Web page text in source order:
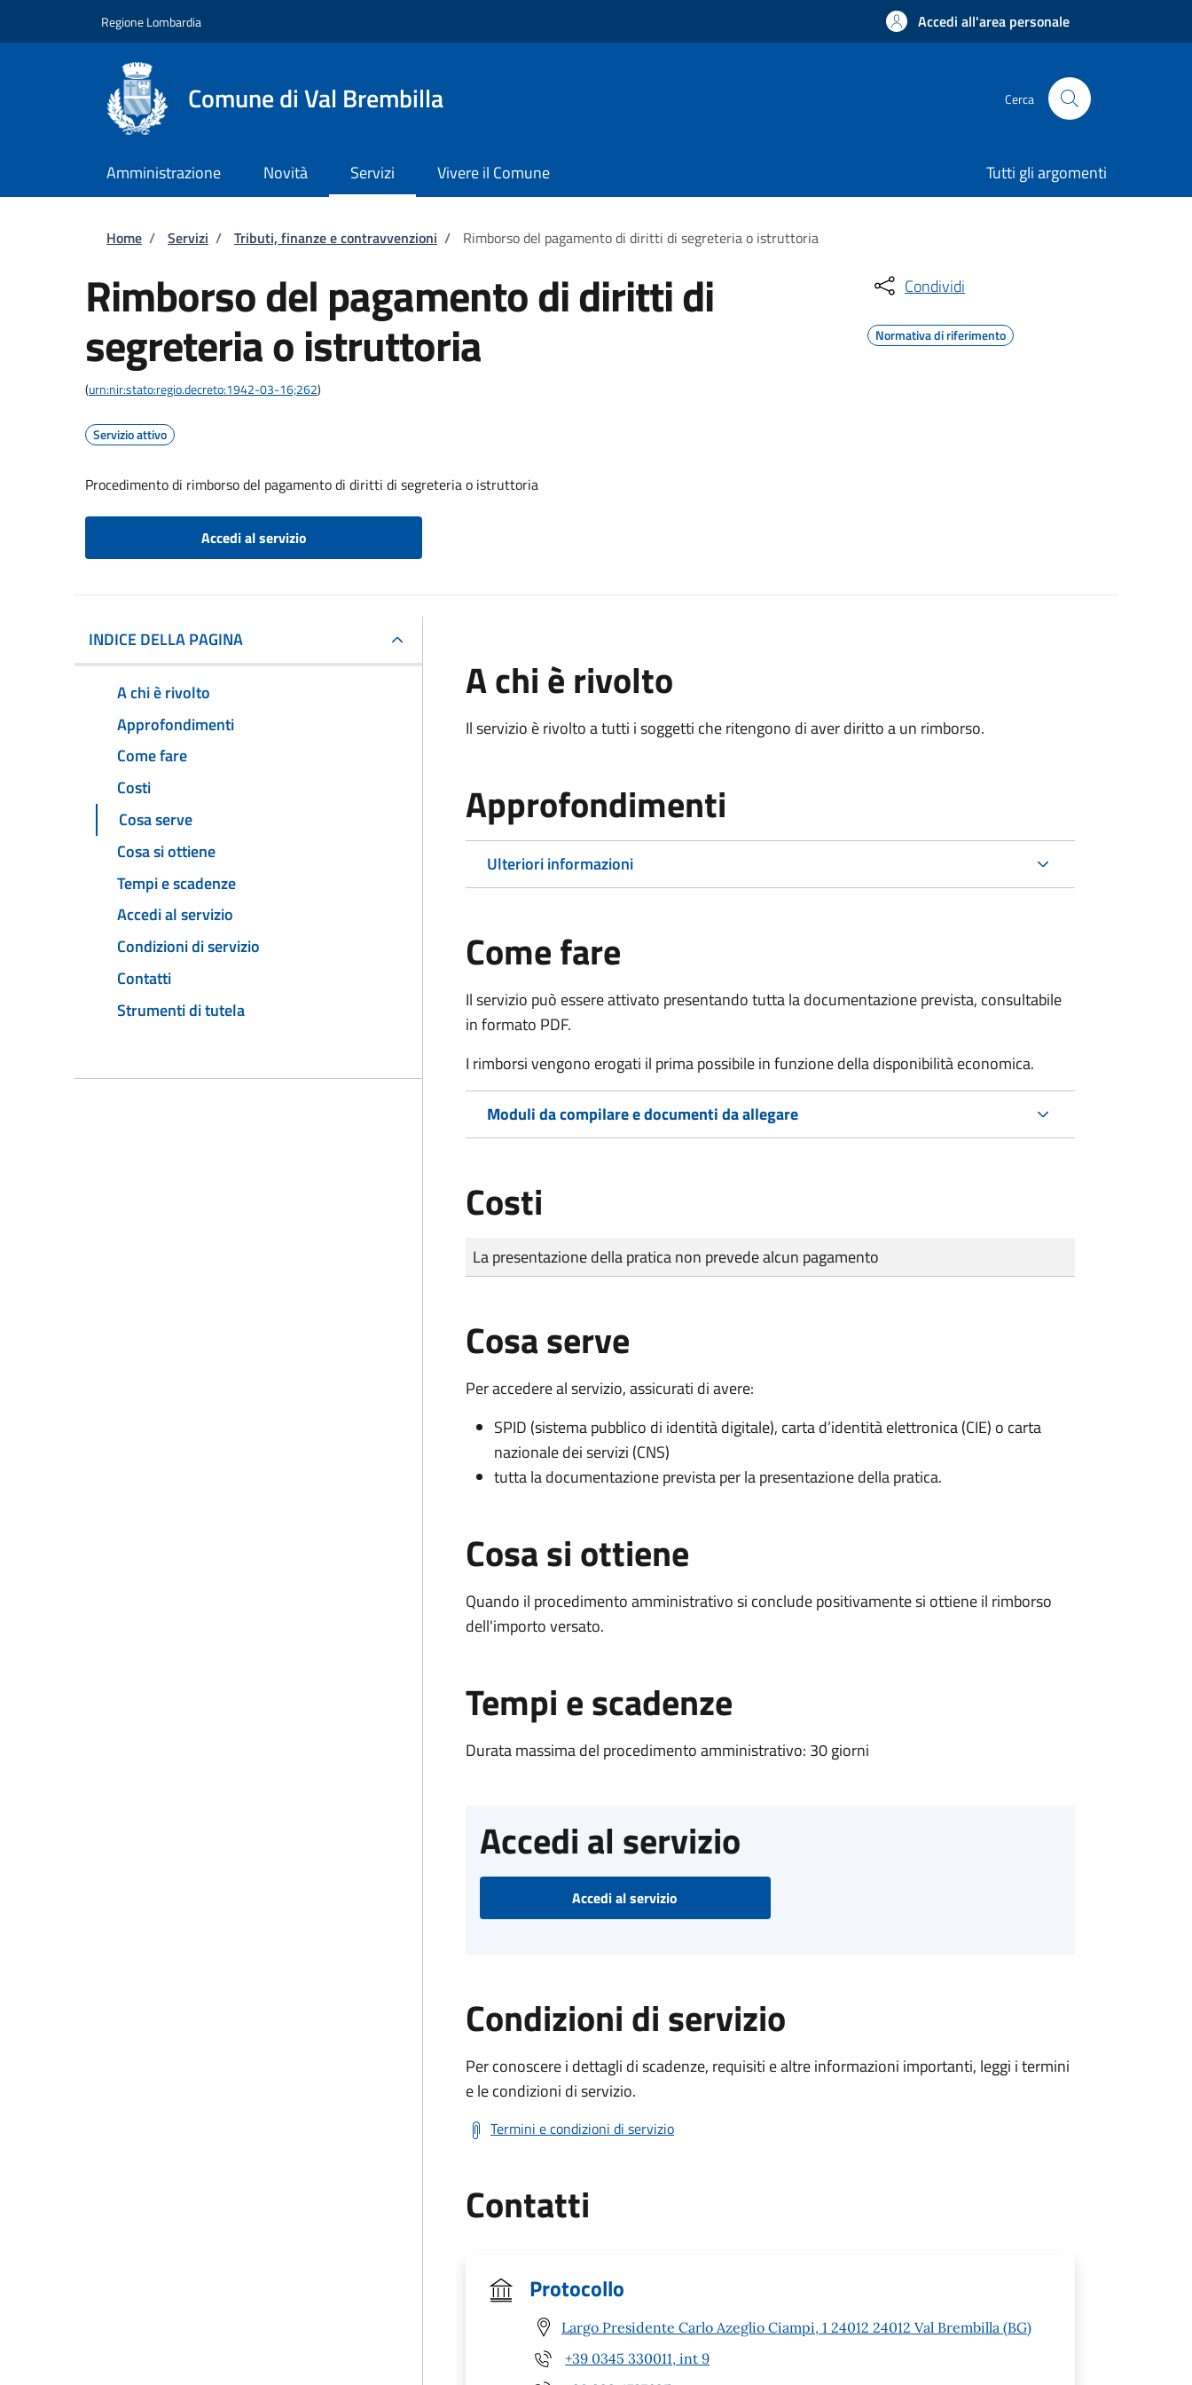
Regione Lombardia Accedi all'area personale
Comune di Val Brembilla Cerca
Amministrazione Novità Servizi Vivere il Comune Tutti gli argomenti
Briciole di pane
Home / Servizi / Tributi, finanze e contravvenzioni / Rimborso del pagamento di diritti di segreteria o istruttoria
Rimborso del pagamento di diritti di
segreteria o istruttoria
(urn:nir:stato:regio.decreto:1942-03-16;262)
Servizio attivo
Procedimento di rimborso del pagamento di diritti di segreteria o istruttoria
Accedi al servizio
Condividi
Normativa di riferimento
INDICE DELLA PAGINA
A chi è rivolto
Approfondimenti
Come fare
Costi
Cosa serve
Cosa si ottiene
Tempi e scadenze
Accedi al servizio
Condizioni di servizio
Contatti
Strumenti di tutela
A chi è rivolto
Il servizio è rivolto a tutti i soggetti che ritengono di aver diritto a un rimborso.
Approfondimenti
Ulteriori informazioni
Come fare
Il servizio può essere attivato presentando tutta la documentazione prevista, consultabile
in formato PDF.
I rimborsi vengono erogati il prima possibile in funzione della disponibilità economica.
Moduli da compilare e documenti da allegare
Costi
Tipo di pagamento
Importo
La presentazione della pratica non prevede alcun pagamento
Cosa serve
Per accedere al servizio, assicurati di avere:
SPID (sistema pubblico di identità digitale), carta d’identità elettronica (CIE) o carta
nazionale dei servizi (CNS)
tutta la documentazione prevista per la presentazione della pratica.
Cosa si ottiene
Quando il procedimento amministrativo si conclude positivamente si ottiene il rimborso
dell'importo versato.
Tempi e scadenze
Durata massima del procedimento amministrativo: 30 giorni
Accedi al servizio
Accedi al servizio
Condizioni di servizio
Per conoscere i dettagli di scadenze, requisiti e altre informazioni importanti, leggi i termini
e le condizioni di servizio.
Termini e condizioni di servizio
Contatti
Protocollo
Largo Presidente Carlo Azeglio Ciampi, 1 24012 24012 Val Brembilla (BG)
+39 0345 330011, int 9